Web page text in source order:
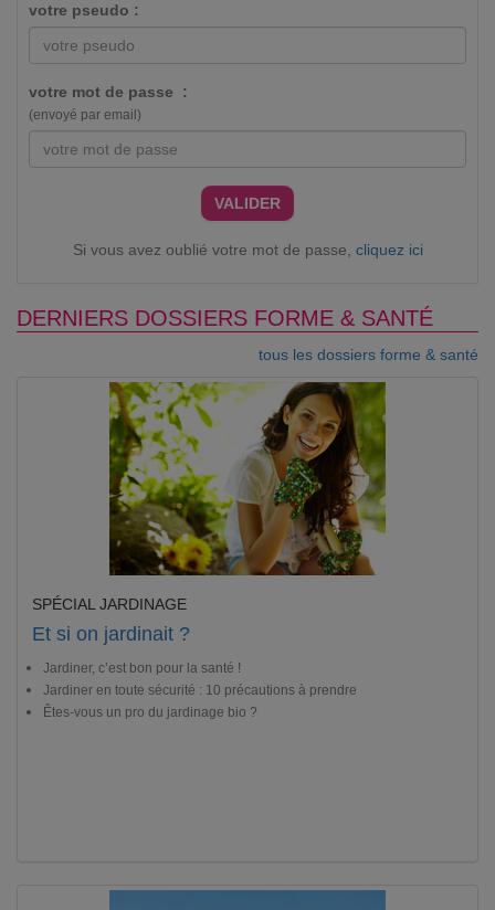
votre pseudo :
votre mot de passe :
(envoyé par email)
VALIDER
Si vous avez oublié votre mot de passe, cliquez ici
DERNIERS DOSSIERS FORME & SANTÉ
tous les dossiers forme & santé
SPÉCIAL JARDINAGE
Et si on jardinait ?
Jardiner, c’est bon pour la santé !
Jardiner en toute sécurité : 10 précautions à prendre
Êtes-vous un pro du jardinage bio ?